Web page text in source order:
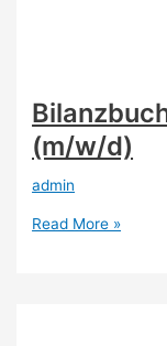
(m/w/d)
admin
Read More »